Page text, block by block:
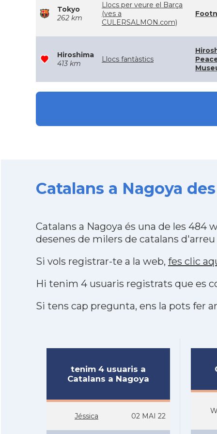
Tokyo
262 km
Llocs per veure el Barça
(ves a
CULERSALMON.com)
Hiroshima
413 km
Llocs fantàstics
Catalans a Nagoya
Catalans a Nagoya és una de les 484
desenes de milers de catalans
Si vols registrar-te a la web, fes clic
Hi tenim 4 usuaris registrats que es
Si tens cap pregunta, ens la pots fer
tenim 4 usuaris a
Catalans a Nagoya
Jéssica 02 MAI 22